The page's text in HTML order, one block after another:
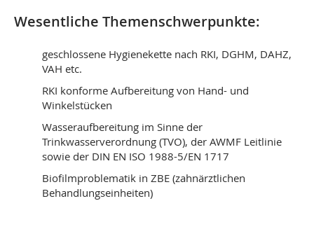
Wesentliche Themenschwerpunkte:
geschlossene Hygienekette nach RKI, DGHM, DAHZ,
VAH etc.
RKI konforme Aufbereitung von Hand- und
Winkelstücken
Wasseraufbereitung im Sinne der
Trinkwasserverordnung (TVO), der AWMF Leitlinie
sowie der DIN EN ISO 1988-5/EN 1717
Biofilmproblematik in ZBE (zahnärztlichen
Behandlungseinheiten)